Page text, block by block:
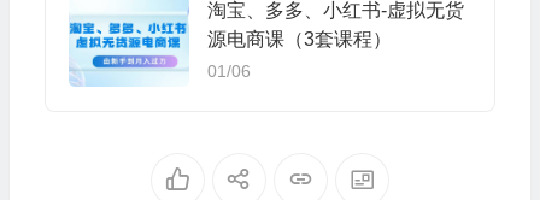
淘宝、多多、小红书-虚拟无货
源电商课（3套课程）
01/06